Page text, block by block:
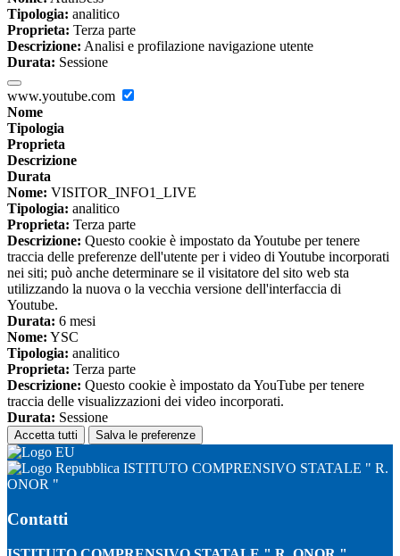
Tipologia: analitico
Proprieta: Terza parte
Descrizione: Analisi e profilazione navigazione utente
Durata: Sessione
www.youtube.com
Nome
Tipologia
Proprieta
Descrizione
Durata
Nome: VISITOR_INFO1_LIVE
Tipologia: analitico
Proprieta: Terza parte
Descrizione: Questo cookie è impostato da Youtube per tenere
traccia delle preferenze dell'utente per i video di Youtube incorporati
nei siti; può anche determinare se il visitatore del sito web sta
utilizzando la nuova o la vecchia versione dell'interfaccia di
Youtube.
Durata: 6 mesi
Nome: YSC
Tipologia: analitico
Proprieta: Terza parte
Descrizione: Questo cookie è impostato da YouTube per tenere
traccia delle visualizzazioni dei video incorporati.
Durata: Sessione
Accetta tutti Salva le preferenze
ISTITUTO COMPRENSIVO STATALE " R.
ONOR "
Contatti